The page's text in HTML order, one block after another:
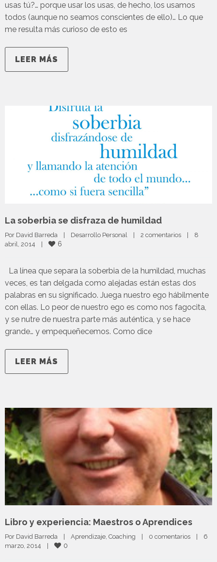
usas tú?… porque usar los usas, de hecho, los usamos
todos (aunque no seamos conscientes de ello)… Lo que
me resulta más curioso de esto es
LEER MÁS
La soberbia se disfraza de humildad
Por David Barreda | Desarrollo Personal | 2 comentarios |
8
abril, 2014 | 6
La línea que separa la soberbia de la humildad, muchas
veces, es tan delgada como alejadas están estas dos
palabras en su significado. Juega nuestro ego hábilmente
con ellas. Lo peor de nuestro ego es como nos fagocita,
y se nutre de nuestra parte más auténtica, y se hace
grande… y empequeñecemos. Como dice
LEER MÁS
Libro y experiencia: Maestros o Aprendices
Por David Barreda Aprendizaje, Coaching 0 comentarios
6
marzo, 2014
0